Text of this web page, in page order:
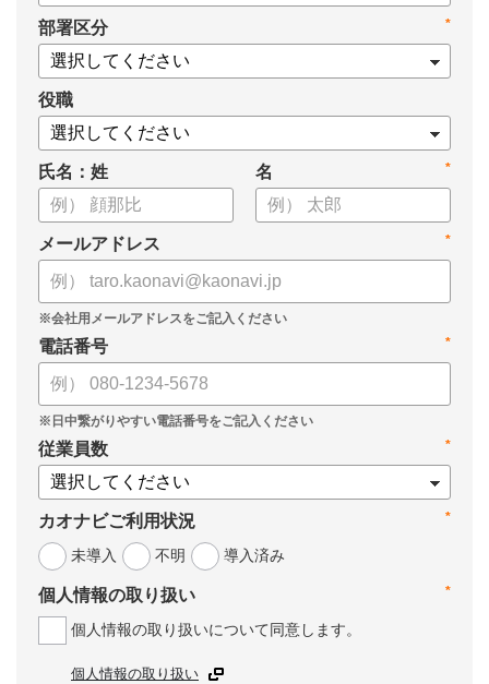
・人事評価システムが必要な企業の特徴
・導入検討に必要な3つの視点
・7つの選定ポイント
についてまとめましたので、ぜひお役立てください。
*
部署区分
役職
氏名：姓 *
名
*
メールアドレス
*
電話番号
*
従業員数
*
カオナビご利用状況
未導入
不明 導入済み
*
個人情報の取り扱い
個人情報の取り扱いについて同意します。
個人情報の取り扱い